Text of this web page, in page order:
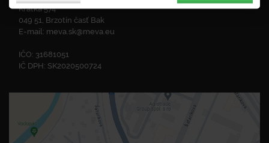
Krátka 574
049 51, Brzotín časť Bak
E-mail: meva.sk@meva.eu
IČO: 31681051
IČ DPH: SK2020500724